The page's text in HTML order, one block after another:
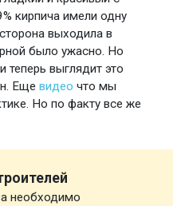
кирпича имели одну
выходила в
было ужасно. Но
выглядит это
Еще видео что мы
Но по факту все же
необходимо